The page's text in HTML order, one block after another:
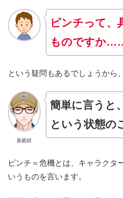
ピンチって、
ものですか
という疑問もあるでしょうから
新庭紺
簡単に言うと、
という状態の
ピンチ＝危機とは、キャラクタ
いうものを言います。